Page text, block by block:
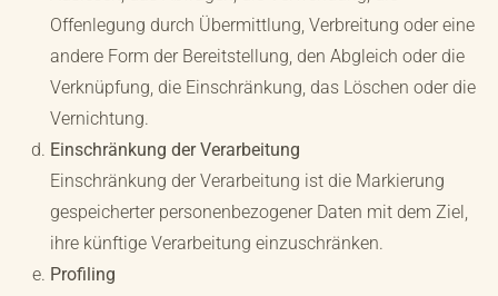
Offenlegung durch Übermittlung, Verbreitung oder eine
andere Form der Bereitstellung, den Abgleich oder die
Verknüpfung, die Einschränkung, das Löschen oder die
Vernichtung.
Einschränkung der Verarbeitung
Einschränkung der Verarbeitung ist die Markierung
gespeicherter personenbezogener Daten mit dem Ziel,
ihre künftige Verarbeitung einzuschränken.
Profiling